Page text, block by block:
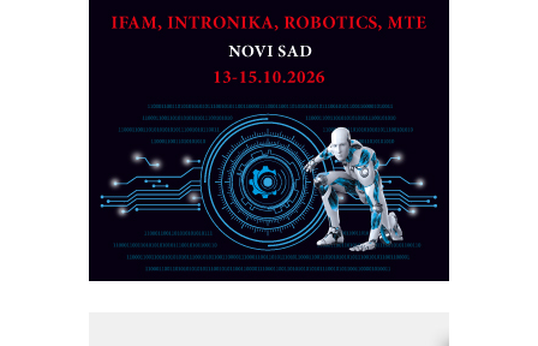
partner
CTO - Prilagodite svoju toplinsku
Razvoj asortimanskog pravca MINI-
PLC AKYTEC
AUKOM: Svetski standard metrologije
dostupan u Srbiji
MOTOMAN – NEXT-Robotika vođena
veštačkom inteligencijom
I.SAFE MOBILE revolucioniše